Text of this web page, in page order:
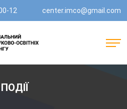
12 center.imco@gmail.com
ПОДІЇ